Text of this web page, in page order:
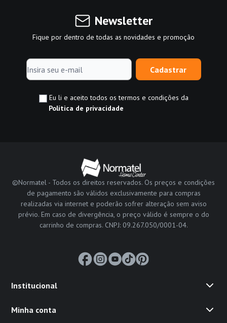
Newsletter
Fique por dentro de todas as novidades e promoção
Cadastrar
Eu li e aceito todos os termos e condições da
Política de privacidade
©Normatel - Todos os direitos reservados. Os preços e condições
de pagamento são válidos exclusivamente para compras
realizadas via internet e poderão sofrer alteração sem aviso
prévio. Em caso de divergência, o preço válido é sempre o do
carrinho de compras. CNPJ: 09.267.050/0001-04.
Institucional
Minha conta